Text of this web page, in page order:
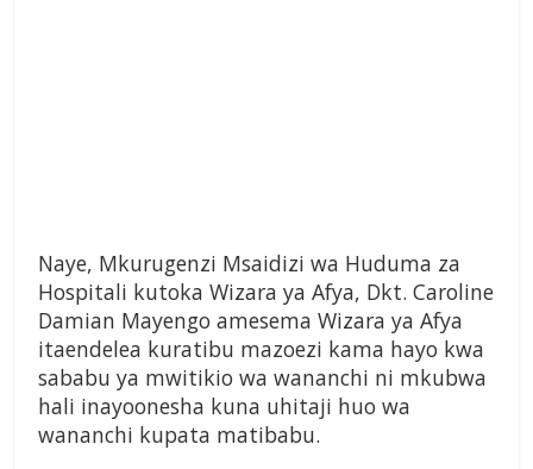
Naye, Mkurugenzi Msaidizi wa Huduma za
Hospitali kutoka Wizara ya Afya, Dkt. Caroline
Damian Mayengo amesema Wizara ya Afya
itaendelea kuratibu mazoezi kama hayo kwa
sababu ya mwitikio wa wananchi ni mkubwa
hali inayoonesha kuna uhitaji huo wa
wananchi kupata matibabu.